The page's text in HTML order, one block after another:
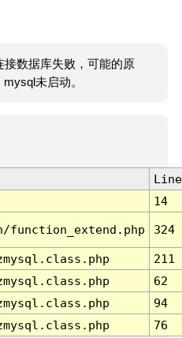
接数据库失败，可能的原
未启动。
Line
14
function_extend.php 324
211
62
94
76